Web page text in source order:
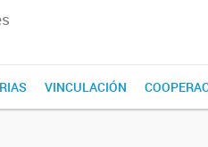
VINCULACIÓN